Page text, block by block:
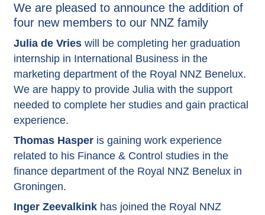
We are pleased to announce the addition of
four new members to our NNZ family
Julia de Vrieswill be completing her graduation
internship in International Business in the
marketing department of the Royal NNZ Benelux.
We are happy to provide Julia with the support
needed to complete her studies and gain practical
experience.
Thomas Hasperis gaining work experience
related to his Finance & Control studies in the
finance department of the Royal NNZ Benelux in
Groningen.
Inger Zeevalkinkhas joined the Royal NNZ